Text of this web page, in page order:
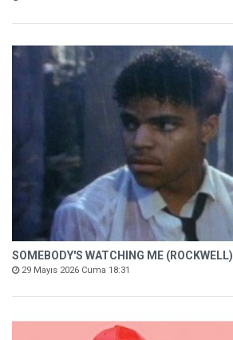
SOMEBODY'S WATCHING ME (ROCKWELL)
29 Mayıs 2026 Cuma 18:31